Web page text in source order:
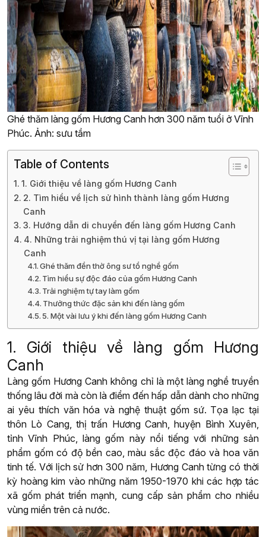
Ghé thăm làng gốm Hương Canh hơn 300 năm tuổi ở Vĩnh
Phúc. Ảnh: sưu tầm
Table of Contents
1. Giới thiệu về làng gốm Hương Canh
2. Tìm hiểu về lịch sử hình thành làng gốm Hương
Canh
3. Hướng dẫn di chuyển đến làng gốm Hương Canh
4. Những trải nghiệm thú vị tại làng gốm Hương
Canh
Ghé thăm đền thờ ông sư tổ nghề gốm
Tìm hiểu sự độc đáo của gốm Hương Canh
Trải nghiệm tự tay làm gốm
Thưởng thức đặc sản khi đến làng gốm
5. Một vài lưu ý khi đến làng gốm Hương Canh
1. Giới thiệu về làng gốm Hương
Canh
Làng gốm Hương Canh không chỉ là một làng nghề truyền
thống lâu đời mà còn là điểm đến hấp dẫn dành cho những
ai yêu thích văn hóa và nghệ thuật gốm sứ. Tọa lạc tại
thôn Lò Cang, thị trấn Hương Canh, huyện Bình Xuyên,
tỉnh Vĩnh Phúc, làng gốm này nổi tiếng với những sản
phẩm gốm có độ bền cao, màu sắc độc đáo và hoa văn
tinh tế. Với lịch sử hơn 300 năm, Hương Canh từng có thời
kỳ hoàng kim vào những năm 1950-1970 khi các hợp tác
xã gốm phát triển mạnh, cung cấp sản phẩm cho nhiều
vùng miền trên cả nước.